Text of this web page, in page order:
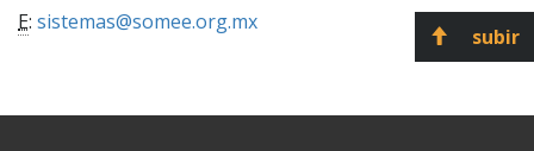
E: sistemas@somee.org.mx
subir